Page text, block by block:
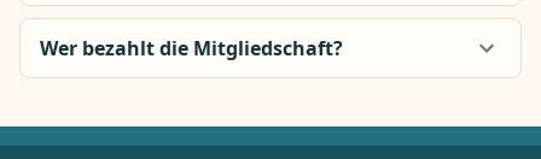
Wer bezahlt die Mitgliedschaft?